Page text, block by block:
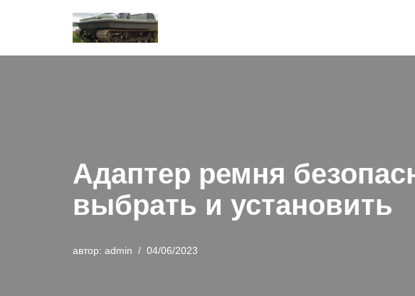
к
Адаптер ремня
выбрать и установить
автор: admin 04/06/2023